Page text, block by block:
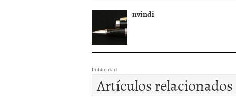
nvindi
Publicidad
Artículos relacionados